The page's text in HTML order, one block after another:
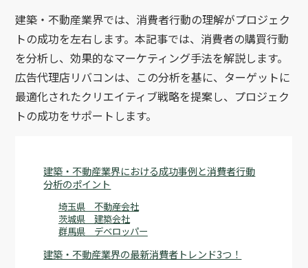
建築・不動産業界では、消費者行動の理解がプロジェク
トの成功を左右します。本記事では、消費者の購買行動
を分析し、効果的なマーケティング手法を解説します。
広告代理店リバコンは、この分析を基に、ターゲットに
最適化されたクリエイティブ戦略を提案し、プロジェク
トの成功をサポートします。
建築・不動産業界における成功事例と消費者行動
分析のポイント
埼玉県 不動産会社
茨城県 建築会社
群馬県 デベロッパー
建築・不動産業界の最新消費者トレンド3つ！